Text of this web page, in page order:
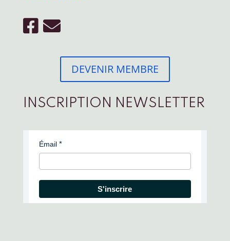
DEVENIR MEMBRE
INSCRIPTION NEWSLETTER
Émail
S'inscrire